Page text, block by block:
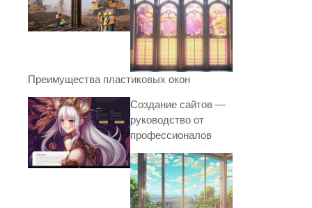
Преимущества пластиковых окон
Создание сайтов —
руководство от
профессионалов